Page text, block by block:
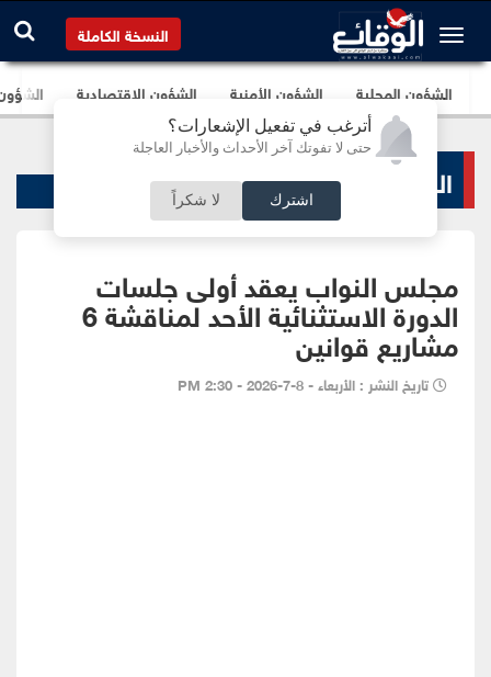
أترغب في تفعيل الإشعارات؟
حتى لا تفوتك آخر الأحداث والأخبار العاجلة
اشترك لا شكراً
النسخة الكاملة
الشؤون المحلية الشؤون الأمنية الشؤون الإقتصادية
الشؤون البرلمانية
مجلس النواب يعقد أولى جلسات
الدورة الاستثنائية الأحد لمناقشة 6
مشاريع قوانين
تاريخ النشر : الأربعاء - 8-7-2026 - 2:30 PM